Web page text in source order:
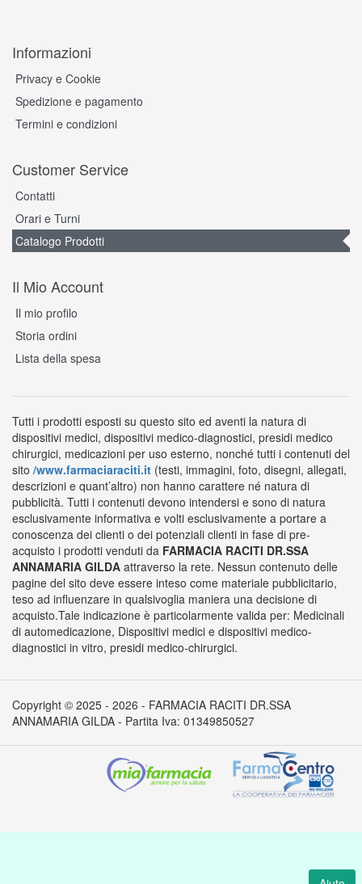
Informazioni
Privacy e Cookie
Spedizione e pagamento
Termini e condizioni
Customer Service
Contatti
Orari e Turni
Catalogo Prodotti
Il Mio Account
Il mio profilo
Storia ordini
Lista della spesa
Tutti i prodotti esposti su questo sito ed aventi la natura di
dispositivi medici, dispositivi medico-diagnostici, presidi medico
chirurgici, medicazioni per uso esterno, nonché tutti i contenuti del
sito /www.farmaciaraciti.it (testi, immagini, foto, disegni, allegati,
descrizioni e quant’altro) non hanno carattere né natura di
pubblicità. Tutti i contenuti devono intendersi e sono di natura
esclusivamente informativa e volti esclusivamente a portare a
conoscenza dei clienti o dei potenziali clienti in fase di pre-
acquisto i prodotti venduti da FARMACIA RACITI DR.SSA
ANNAMARIA GILDA attraverso la rete. Nessun contenuto delle
pagine del sito deve essere inteso come materiale pubblicitario,
teso ad influenzare in qualsivoglia maniera una decisione di
acquisto.Tale indicazione è particolarmente valida per: Medicinali
di automedicazione, Dispositivi medici e dispositivi medico-
diagnostici in vitro, presidi medico-chirurgici.
Copyright © 2025 - 2026 - FARMACIA RACITI DR.SSA
ANNAMARIA GILDA - Partita Iva: 01349850527